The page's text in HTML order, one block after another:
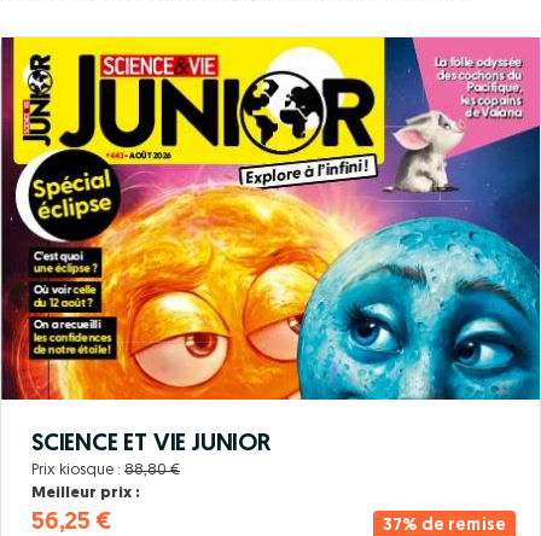
37% de remise
SCIENCE ET VIE JUNIOR
Prix kiosque : 88,80 €
Meilleur prix :
56,25 €